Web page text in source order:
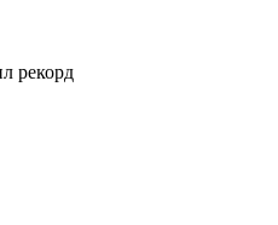
рекорд